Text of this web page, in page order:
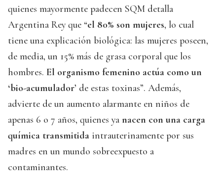
quienes mayormente padecen SQM detalla
Argentina Rey que “el 80% son mujeres, lo cual
tiene una explicación biológica: las mujeres poseen,
de media, un 15% más de grasa corporal que los
hombres. El organismo femenino actúa como un
‘bio-acumulador’ de estas toxinas”. Además,
advierte de un aumento alarmante en niños de
apenas 6 o 7 años, quienes ya nacen con una carga
química transmitida intrauterinamente por sus
madres en un mundo sobreexpuesto a
contaminantes.